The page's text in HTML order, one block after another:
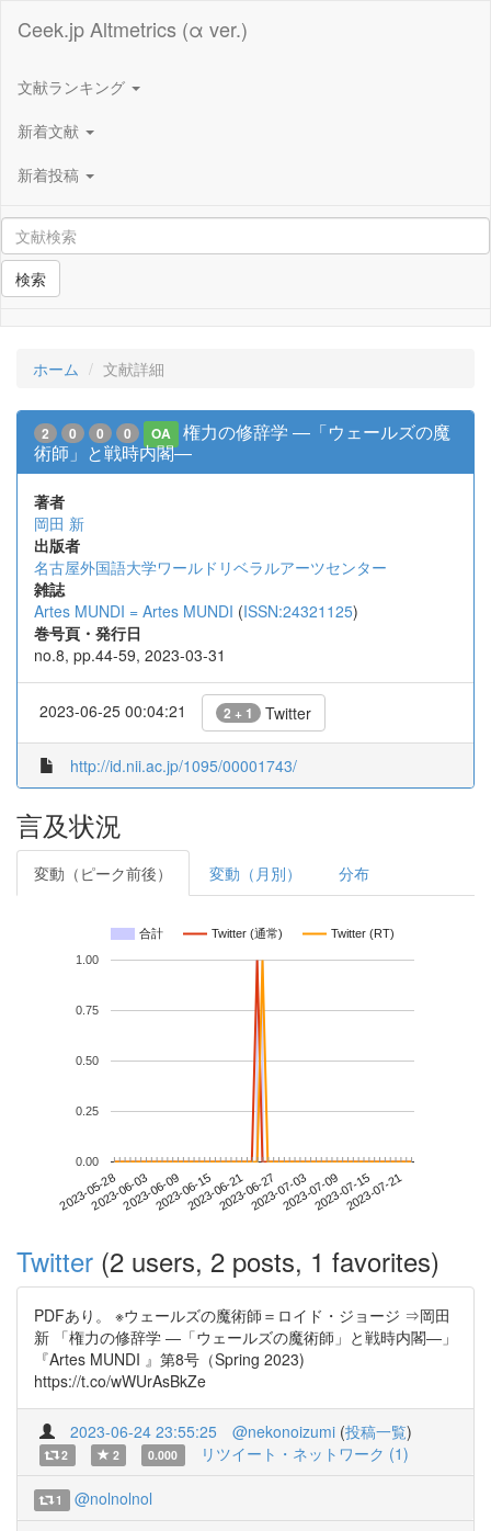
Ceek.jp Altmetrics (α ver.)
文献ランキング
新着文献
新着投稿
検索
ホーム 文献詳細
2 0 0 0 OA
権力の修辞学 ―「ウェールズの魔
術師」と戦時内閣―
著者
岡田 新
出版者
名古屋外国語大学ワールドリベラルアーツセンター
雑誌
Artes MUNDI = Artes MUNDI (ISSN:24321125)
巻号頁・発行日
no.8, pp.44-59, 2023-03-31
2023-06-25 00:04:21 2 + 1 Twitter
http://id.nii.ac.jp/1095/00001743/
言及状況
変動（ピーク前後） 変動（月別） 分布
合計 Twitter (通常) Twitter (RT)
2023-05-282023-06-032023-06-092023-06-152023-06-212023-06-272023-07-032023-07-092023-07-152023-07-21
0.00
0.25
0.50
0.75
1.00
Twitter (2 users, 2 posts, 1 favorites)
PDFあり。 ※ウェールズの魔術師＝ロイド・ジョージ ⇒岡田
新 「権力の修辞学 ―「ウェールズの魔術師」と戦時内閣―」
『Artes MUNDI 』第8号（Spring 2023)
https://t.co/wWUrAsBkZe
2023-06-24 23:55:25 @nekonoizumi (投稿一覧)
2 2 0.000 リツイート・ネットワーク (1)
1 @nolnolnol